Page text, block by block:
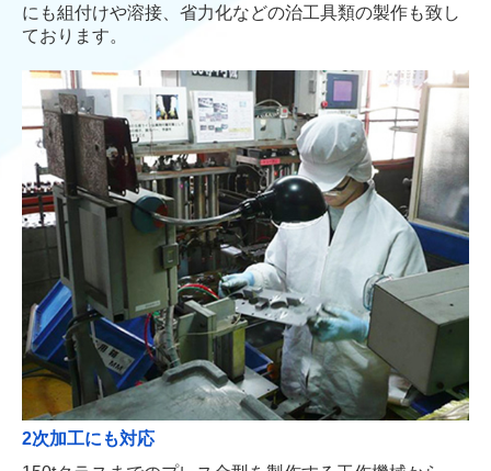
にも組付けや溶接、省力化などの治工具類の製作も致し
ております。
2次加工にも対応